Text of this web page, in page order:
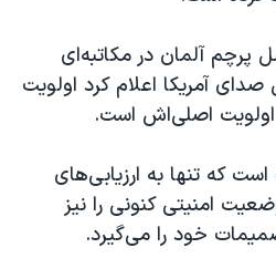
پرچم آلمان در مکاتبه‌ای
آمریکا اعلام کرد اولویت
اصلی‌اش است.
است که تنها به ارزیابی‌های
امنیتی کنونی را نیز
خود را می‌گیرد.